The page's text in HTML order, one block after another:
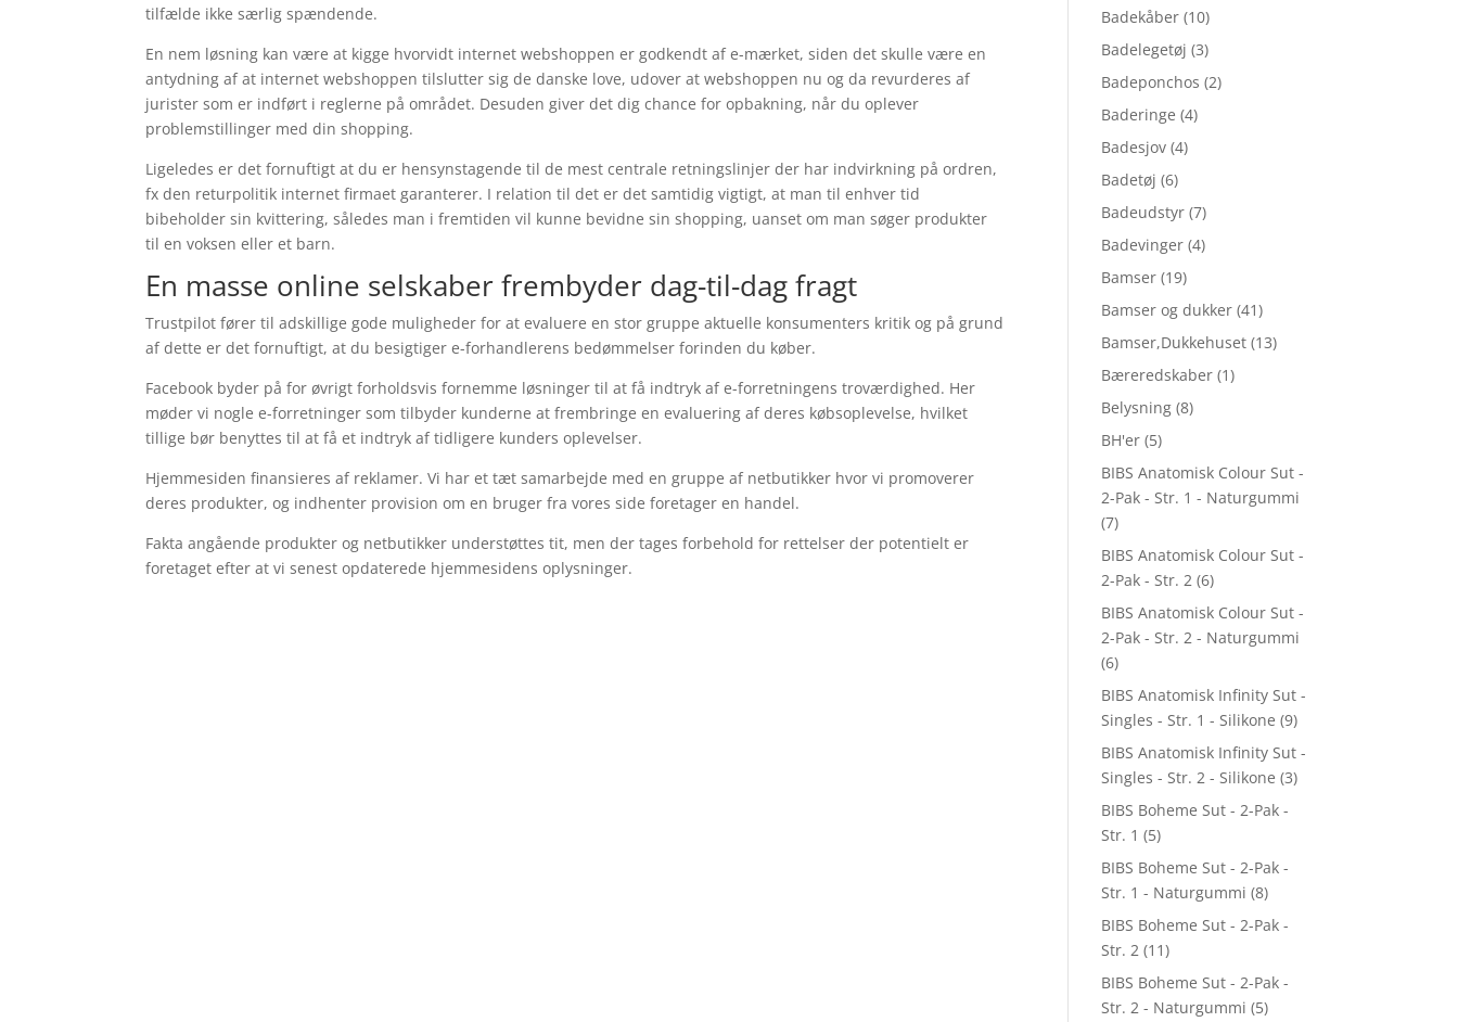
tilfælde ikke særlig spændende.
En nem løsning kan være at kigge hvorvidt internet webshoppen er godkendt af e-mærket, siden det skulle være en
antydning af at internet webshoppen tilslutter sig de danske love, udover at webshoppen nu og da revurderes af
jurister som er indført i reglerne på området. Desuden giver det dig chance for opbakning, når du oplever
problemstillinger med din shopping.
Ligeledes er det fornuftigt at du er hensynstagende til de mest centrale retningslinjer der har indvirkning på ordren,
fx den returpolitik internet firmaet garanterer. I relation til det er det samtidig vigtigt, at man til enhver tid
bibeholder sin kvittering, således man i fremtiden vil kunne bevidne sin shopping, uanset om man søger produkter
til en voksen eller et barn.
En masse online selskaber frembyder dag-til-dag fragt
Trustpilot fører til adskillige gode muligheder for at evaluere en stor gruppe aktuelle konsumenters kritik og på grund
af dette er det fornuftigt, at du besigtiger e-forhandlerens bedømmelser forinden du køber.
Facebook byder på for øvrigt forholdsvis fornemme løsninger til at få indtryk af e-forretningens troværdighed. Her
møder vi nogle e-forretninger som tilbyder kunderne at frembringe en evaluering af deres købsoplevelse, hvilket
tillige bør benyttes til at få et indtryk af tidligere kunders oplevelser.
Hjemmesiden finansieres af reklamer. Vi har et tæt samarbejde med en gruppe af netbutikker hvor vi promoverer
deres produkter, og indhenter provision om en bruger fra vores side foretager en handel.
Fakta angående produkter og netbutikker understøttes tit, men der tages forbehold for rettelser der potentielt er
foretaget efter at vi senest opdaterede hjemmesidens oplysninger.
Badekåber (10)
Badelegetøj (3)
Badeponchos (2)
Baderinge (4)
Badesjov (4)
Badetøj (6)
Badeudstyr (7)
Badevinger (4)
Bamser (19)
Bamser og dukker (41)
Bamser,Dukkehuset (13)
Bæreredskaber (1)
Belysning (8)
BH'er (5)
BIBS Anatomisk Colour Sut -
2-Pak - Str. 1 - Naturgummi
(7)
BIBS Anatomisk Colour Sut -
2-Pak - Str. 2 (6)
BIBS Anatomisk Colour Sut -
2-Pak - Str. 2 - Naturgummi
(6)
BIBS Anatomisk Infinity Sut -
Singles - Str. 1 - Silikone (9)
BIBS Anatomisk Infinity Sut -
Singles - Str. 2 - Silikone (3)
BIBS Boheme Sut - 2-Pak -
Str. 1 (5)
BIBS Boheme Sut - 2-Pak -
Str. 1 - Naturgummi (8)
BIBS Boheme Sut - 2-Pak -
Str. 2 (11)
BIBS Boheme Sut - 2-Pak -
Str. 2 - Naturgummi (5)